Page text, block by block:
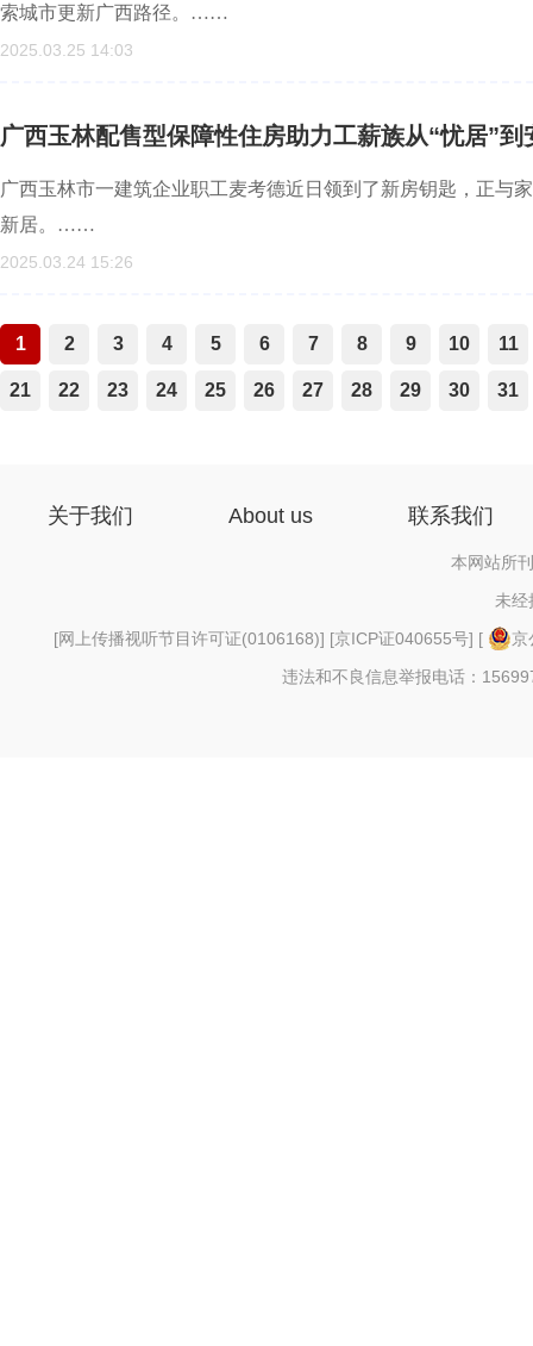
索城市更新广西路径。……
2025.03.25 14:03
广西玉林配售型保障性住房助力工薪族从“忧居”
广西玉林市一建筑企业职工麦考德近日领到了新房钥匙，正与
新居。……
2025.03.24 15:26
1 2 3 4 5 6 7 8 9 10 11
21 22 23 24 25 26 27 28 29 30 31
关于我们 About us 联系我们
本网站所
未经
[网上传播视听节目许可证(0106168)] [京ICP证040655号] [
京
违法和不良信息举报电话：